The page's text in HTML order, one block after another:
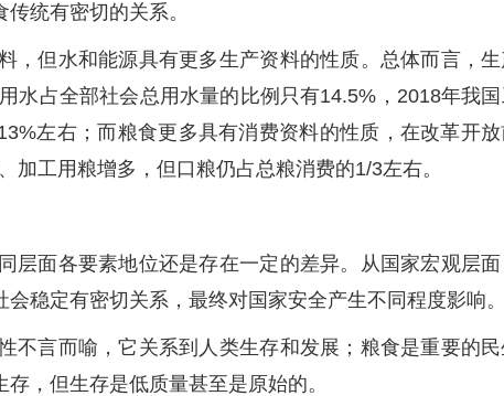
统有密切的关系。
，但水和能源具有更多生产资料的性质。总体而言，
水占全部社会总用水量的比例只有14.5%，2018年我国
左右；而粮食更多具有消费资料的性质，在改革开放
工用粮增多，但口粮仍占总粮消费的1/3左右。
层面各要素地位还是存在一定的差异。从国家宏观层面
稳定有密切关系，最终对国家安全产生不同程度影响。
不言而喻，它关系到人类生存和发展；粮食是重要的
，但生存是低质量甚至是原始的。